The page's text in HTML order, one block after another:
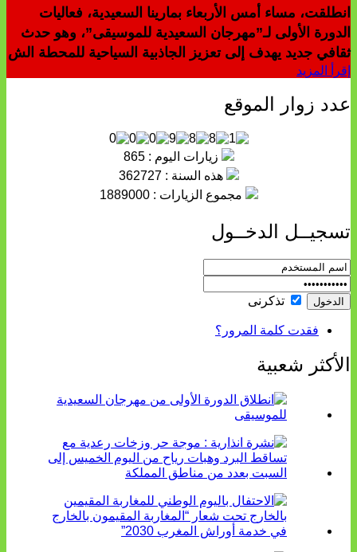
انطلقت، مساء أمس الأربعاء بمارينا السعيدية، فعاليات
الدورة الأولى لـ”مهرجان السعيدية للموسيقى”، وهو حدث
ثقافي جديد يهدف إلى تعزيز الجاذبية السياحية للمحطة الش
إقرأ المزيد
عدد زوار الموقع
زيارات اليوم : 865
هذه السنة : 362727
مجموع الزيارات : 1889000
تسجيــل الدخــول
تذكرنى
فقدت كلمة المرور؟
الأكثر شعبية